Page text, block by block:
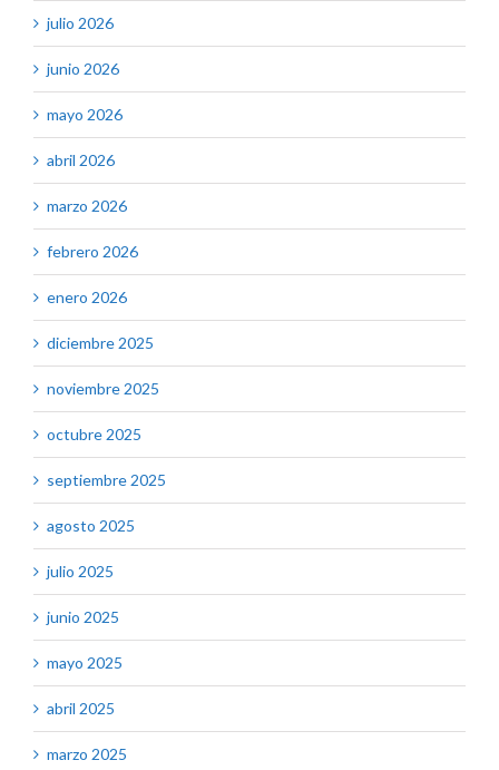
julio 2026
junio 2026
mayo 2026
abril 2026
marzo 2026
febrero 2026
enero 2026
diciembre 2025
noviembre 2025
octubre 2025
septiembre 2025
agosto 2025
julio 2025
junio 2025
mayo 2025
abril 2025
marzo 2025